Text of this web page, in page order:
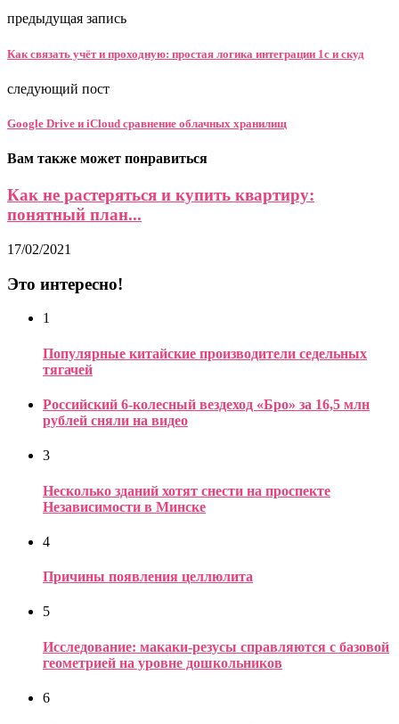
предыдущая запись
Как связать учёт и проходную: простая логика интеграции 1с и скуд
следующий пост
Google Drive и iCloud сравнение облачных хранилищ
Вам также может понравиться
Как не растеряться и купить квартиру:
понятный план...
17/02/2021
Это интересно!
1
Популярные китайские производители седельных
тягачей
Российский 6-колесный вездеход «Бро» за 16,5 млн
рублей сняли на видео
3
Несколько зданий хотят снести на проспекте
Независимости в Минске
4
Причины появления целлюлита
5
Исследование: макаки-резусы справляются с базовой
геометрией на уровне дошкольников
6